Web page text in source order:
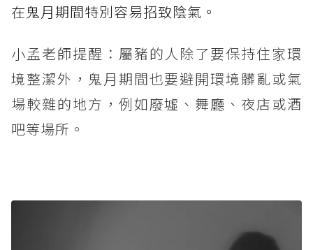
在鬼月期間特別容易招致陰氣。
小孟老師提醒：屬豬的人除了要保持住家環
境整潔外，鬼月期間也要避開環境髒亂或氣
場較雜的地方，例如廢墟、舞廳、夜店或酒
吧等場所。